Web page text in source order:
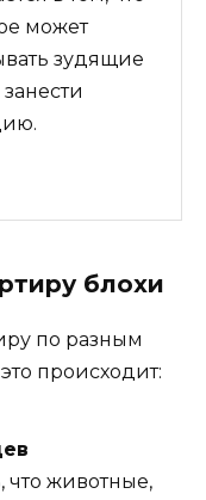
может
зудящие
блохи
по разным
происходит:
что животные,